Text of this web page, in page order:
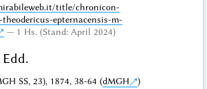
title/chronicon-
theodericus-epternacensis-m-
1 Hs. (Stand: April 2024)
SS, 23), 1874, 38-64 (dMGH
)